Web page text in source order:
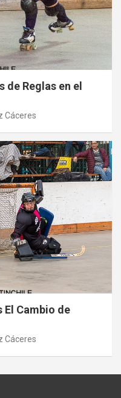
de Reglas en el
Cáceres
El Cambio de
Cáceres